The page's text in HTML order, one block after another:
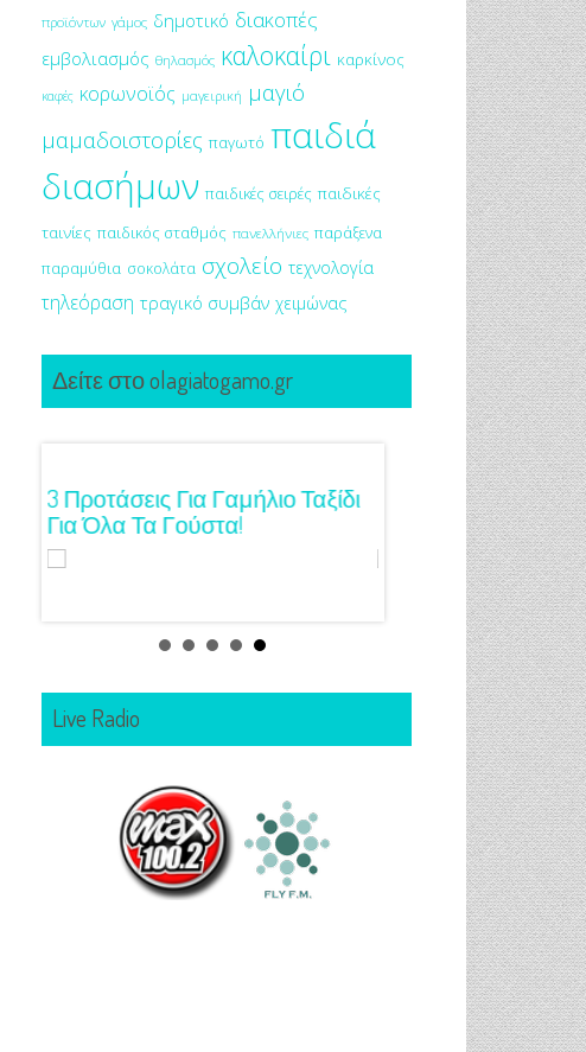
προϊόντων γάμος δημοτικό διακοπές
εμβολιασμός θηλασμός καλοκαίρι καρκίνος
καφές κορωνοϊός μαγειρική μαγιό
μαμαδοιστορίες παγωτό παιδιά
διασήμων παιδικές σειρές παιδικές
ταινίες παιδικός σταθμός πανελλήνιες παράξενα
παραμύθια σοκολάτα σχολείο τεχνολογία
τηλεόραση τραγικό συμβάν χειμώνας
Δείτε στο olagiatogamo.gr
3 Προτάσεις Για Γαμήλιο Ταξίδι
Για Όλα Τα Γούστα!
Πρωτότυπες Ιδέες
Μανικιούρ!
Live Radio